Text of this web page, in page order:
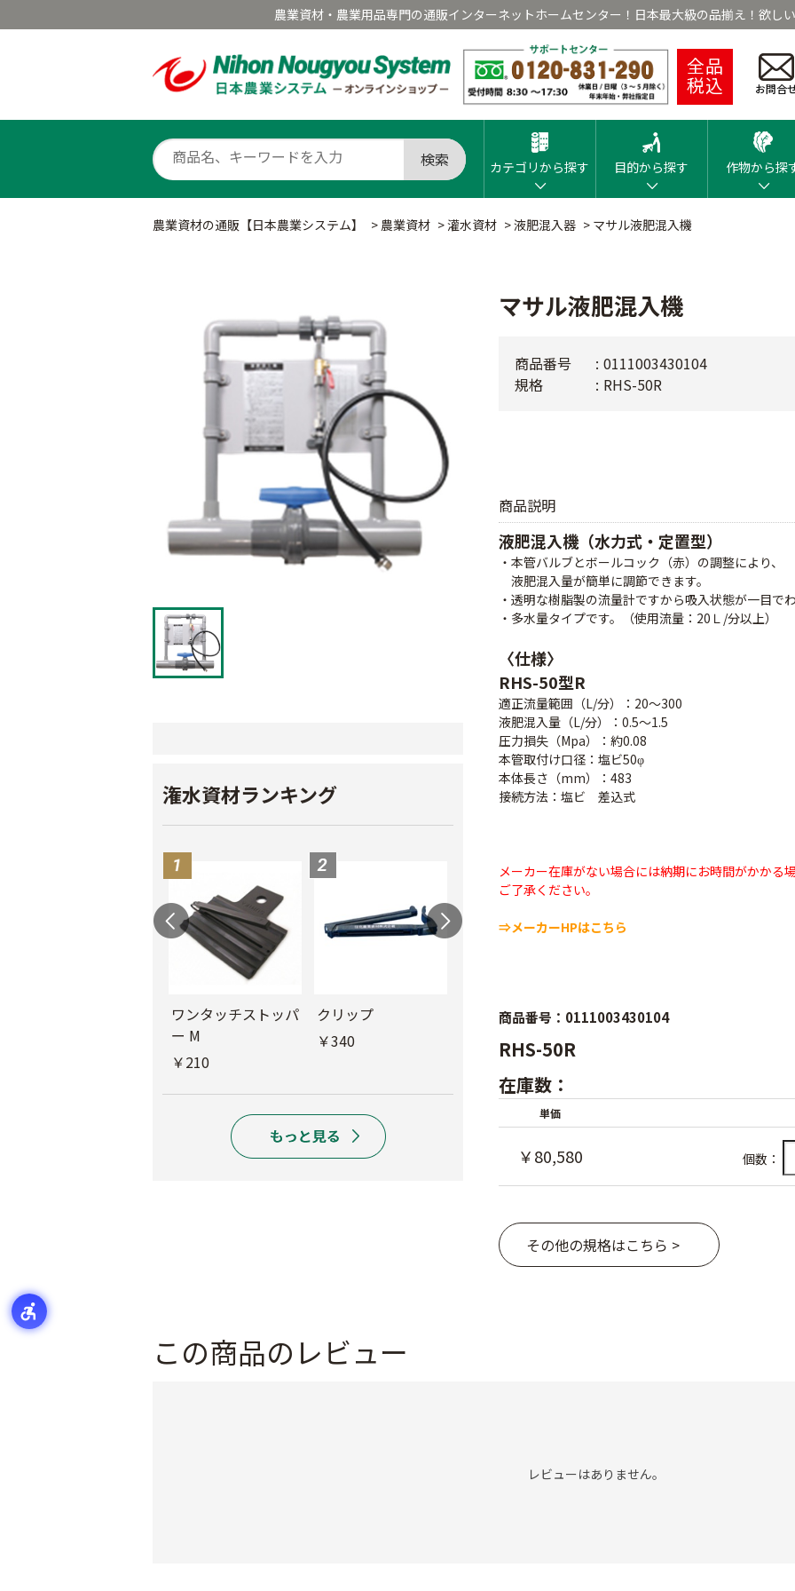
農業資材・農業用品専門の通販インターネットホームセンター！日本最大級の品揃え！欲しい
全品
税込 お問合
検索 カテゴリから探す 目的から探す 作物から探
農業資材の通販【日本農業システム】 > 農業資材 >灌水資材 >液肥混入器 > マサル液肥混入機
潅水資材ランキング
ワンタッチストッパ
ー M
￥210
クリップ
￥340
ワンタッチニップル
￥380
スクリューニップル
マサル液肥混入機
商品説明
液肥混入機（水力式・定置型）
・本管バルブとボールコック（赤）の調整により、
液肥混入量が簡単に調節できます。
・透明な樹脂製の流量計ですから吸入状態が一目でわ
・多水量タイプです。（使用流量：20Ｌ/分以上）
〈仕様〉
RHS-50型R
適正流量範囲（L/分）：20～300
液肥混入量（L/分）：0.5～1.5
圧力損失（Mpa）：約0.08
本管取付け口径：塩ビ50φ
本体長さ（mm）：483
接続方法：塩ビ 差込式
メーカー在庫がない場合には納期にお時間がかかる
ご了承ください。
⇒メーカーHPはこちら
商品番号
0111003430104
規格
RHS-50R
商品番号：0111003430104
RHS-50R
在庫数：
単価
￥80,580 個数：
その他の規格はこちら >
この商品のレビュー
レビューはありません。